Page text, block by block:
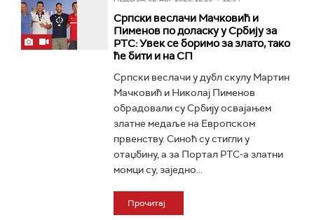
Српски веслачи Мачковић и
Пименов по доласку у Србију за
РТС: Увек се боримо за злато, тако
ће бити и на СП
Српски веслачи у дубл скулу Мартин
Мачковић и Николај Пименов
обрадовали су Србију освајањем
златне медаље на Европском
првенству. Синоћ су стигли у
отаџбину, а за Портал РТС-а златни
момци су, заједно...
Прочитај